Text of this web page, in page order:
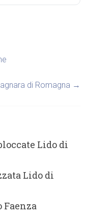
di Romagna →
Lido di
Lido di